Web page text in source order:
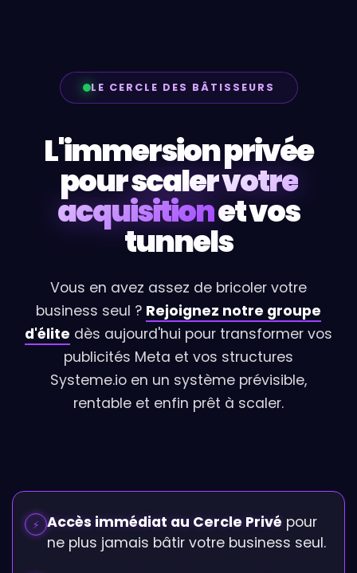
LE CERCLE DES BÂTISSEURS
L'immersion privée
pourscaler votre
acquisitionet vos
tunnels
Vous en avez assez de bricoler votre
business seul ? Rejoignez notre groupe
d'élite dès aujourd'hui pour transformer vos
publicités Meta et vos structures
Systeme.io en un système prévisible,
rentable et enfin prêt à scaler.
⚡ Accès immédiat au Cercle Privé pour
ne plus jamais bâtir votre business seul.